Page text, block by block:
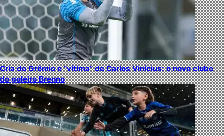
Cria do Grêmio e “vítima” de Carlos Vinícius: o novo clube
do goleiro Brenno